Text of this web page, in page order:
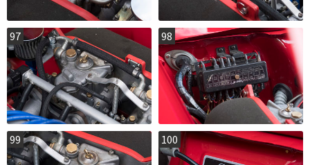
97 98
99 100